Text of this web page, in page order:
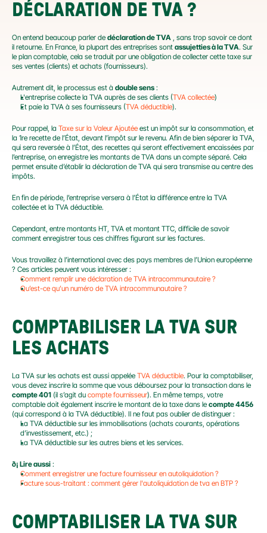
DÉCLARATION DE TVA ?
On entend beaucoup parler de déclaration de TVA , sans trop savoir ce dont
il retourne. En France, la plupart des entreprises sont assujetties à la TVA. Sur
le plan comptable, cela se traduit par une obligation de collecter cette taxe sur
ses ventes (clients) et achats (fournisseurs).
Autrement dit, le processus est à double sens :
L'entreprise collecte la TVA auprès de ses clients (TVA collectée)
Et paie la TVA à ses fournisseurs (TVA déductible).
Pour rappel, la Taxe sur la Valeur Ajoutée est un impôt sur la consommation, et
la 1re recette de l’État, devant l’impôt sur le revenu. Afin de bien séparer la TVA,
qui sera reversée à l’État, des recettes qui seront effectivement encaissées par
l’entreprise, on enregistre les montants de TVA dans un compte séparé. Cela
permet ensuite d’établir la déclaration de TVA qui sera transmise au centre des
impôts.
En fin de période, l’entreprise versera à l’État la différence entre la TVA
collectée et la TVA déductible.
Cependant, entre montants HT, TVA et montant TTC, difficile de savoir
comment enregistrer tous ces chiffres figurant sur les factures.
Vous travaillez à l’international avec des pays membres de l’Union européenne
? Ces articles peuvent vous intéresser :
Comment remplir une déclaration de TVA intracommunautaire ?
Qu’est-ce qu’un numéro de TVA intracommunautaire ?
COMPTABILISER LA TVA SUR
LES ACHATS
La TVA sur les achats est aussi appelée TVA déductible. Pour la comptabiliser,
compte 401 (il s’agit du compte fournisseur). En même temps, votre
comptable doit également inscrire le montant de la taxe dans le compte 4456
(qui correspond à la TVA déductible). Il ne faut pas oublier de distinguer :
La TVA déductible sur les immobilisations (achats courants, opérations
d’investissement, etc.) ;
La TVA déductible sur les autres biens et les services.
ð¡ Lire aussi :
Comment enregistrer une facture fournisseur en autoliquidation ?
Facture sous-traitant : comment gérer l'autoliquidation de tva en BTP ?
COMPTABILISER LA TVA SUR